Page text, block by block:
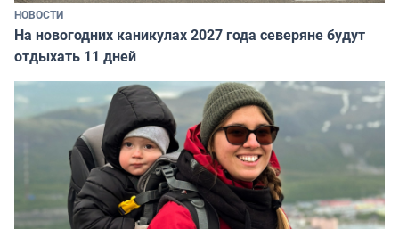
НОВОСТИ
На новогодних каникулах 2027 года северяне будут
отдыхать 11 дней